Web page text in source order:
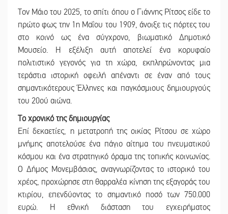
Τον Μάιο του 2025, το σπίτι όπου ο Γιάννης Ρίτσος είδε το
πρώτο φως την 1η Μαΐου του 1909, άνοιξε τις πόρτες του
στο κοινό ως ένα σύγχρονο, βιωματικό Δημοτικό
Μουσείο. Η εξέλιξη αυτή αποτελεί ένα κορυφαίο
πολιτιστικό γεγονός για τη χώρα, εκπληρώνοντας μια
τεράστια ιστορική οφειλή απέναντι σε έναν από τους
σημαντικότερους Έλληνες και παγκόσμιους δημιουργούς
του 20ού αιώνα.
Το χρονικό της δημιουργίας
Επί δεκαετίες, η μετατροπή της οικίας Ρίτσου σε χώρο
μνήμης αποτελούσε ένα πάγιο αίτημα του πνευματικού
κόσμου και ένα στρατηγικό όραμα της τοπικής κοινωνίας.
Ο Δήμος Μονεμβάσιας, αναγνωρίζοντας το ιστορικό του
χρέος, προχώρησε στη θαρραλέα κίνηση της εξαγοράς του
κτιρίου, επενδύοντας το σημαντικό ποσό των 750.000
ευρώ. Η εθνική διάσταση του εγχειρήματος